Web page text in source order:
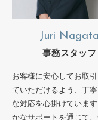
Juri Nagata
事務スタッフ
お客様に安心してお取
ていただけるよう、丁
な対応を心掛けていま
かなサポートを通じて